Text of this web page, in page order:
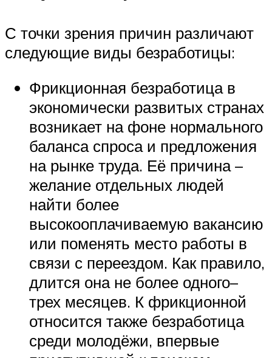
С точки зрения причин различают
следующие виды безработицы:
Фрикционная безработица в
экономически развитых странах
возникает на фоне нормального
баланса спроса и предложения
на рынке труда. Её причина –
желание отдельных людей
найти более
высокооплачиваемую вакансию
или поменять место работы в
связи с переездом. Как правило,
длится она не более одного–
трех месяцев. К фрикционной
относится также безработица
среди молодёжи, впервые